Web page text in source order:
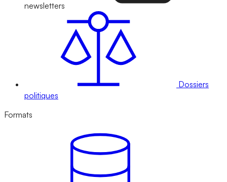
newsletters
Dossiers
politiques
Formats